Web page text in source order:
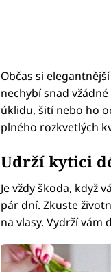
Občas si
nechybí snad
úklidu, šití nebo ho
plného rozkvetlých
Udrží kytici
Je vždy škoda, když
pár dní. Zkuste
na vlasy. Vydrží